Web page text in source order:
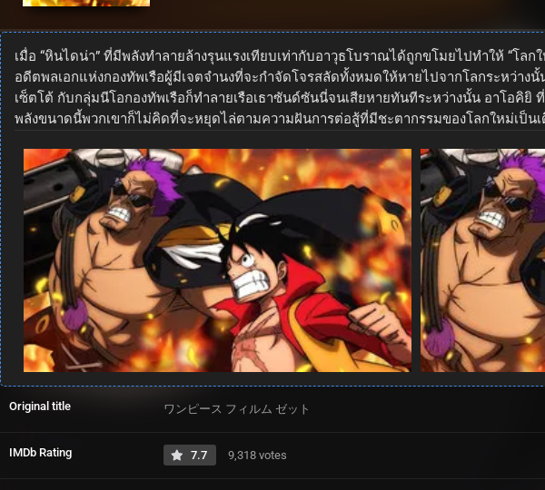
เมื่อ “หินไดน่า” ที่มีพลังทำลายล้างรุนแรงเทียบเท่ากับอาวุธโบราณได้ถูกขโมยไปทำให้ “โล
อดีตพลเอกแห่งกองทัพเรือผู้มีเจตจำนงที่จะกำจัดโจรสลัดทั้งหมดให้หายไปจากโลกระหว่า
เซ็ตโต้ กับกลุ่มนีโอกองทัพเรือก็ทำลายเรือเธาซันด์ซันนี่จนเสียหายทันทีระหว่างนั้น อาโอคิ
พลังขนาดนี้พวกเขาก็ไม่คิดที่จะหยุดไล่ตามความฝันการต่อสู้ที่มีชะตากรรมของโลกใหม่เป็
Original title ワンピース フィルム ゼット
IMDb Rating 7.7 9,318 votes